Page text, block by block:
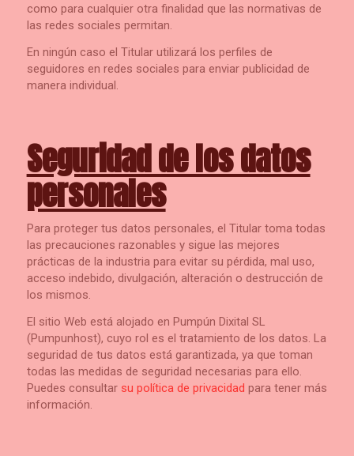
como para cualquier otra finalidad que las normativas de
las redes sociales permitan.
En ningún caso el Titular utilizará los perfiles de
seguidores en redes sociales para enviar publicidad de
manera individual.
Seguridad de los datos
personales
Para proteger tus datos personales, el Titular toma todas
las precauciones razonables y sigue las mejores
prácticas de la industria para evitar su pérdida, mal uso,
acceso indebido, divulgación, alteración o destrucción de
los mismos.
El sitio Web está alojado en Pumpún Dixital SL
(Pumpunhost), cuyo rol es el tratamiento de los datos. La
seguridad de tus datos está garantizada, ya que toman
todas las medidas de seguridad necesarias para ello.
Puedes consultar su política de privacidad para tener más
información.